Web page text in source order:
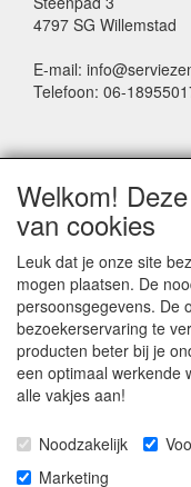
4797 SG Willemstad
E-mail:
Telefoon: 06-
Voornaam
Achternaam
E-mail
Welkom!
van cookies
Leuk dat je onze site
mogen plaatsen. De
persoonsgegevens. De
bezoekerservaring te
producten beter bij je
een optimaal werkende
alle vakjes aan!
Noodzakelijk
Marketing